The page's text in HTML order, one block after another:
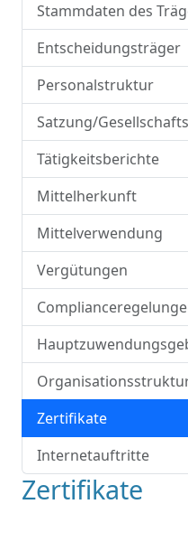
Stammdaten des
Entscheidungsträger
Personalstruktur
Satzung/
Tätigkeitsberichte
Mittelherkunft
Mittelverwendung
Vergütungen
Zertifikate
Internetauftritte
Zertifikate